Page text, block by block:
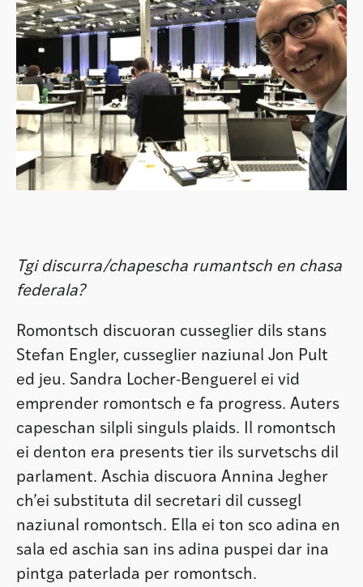
Tgi discurra/chapescha rumantsch en chasa
federala?
Romontsch discuoran cusseglier dils stans
Stefan Engler, cusseglier naziunal Jon Pult
ed jeu. Sandra Locher-Benguerel ei vid
emprender romontsch e fa progress. Auters
capeschan silpli singuls plaids. Il romontsch
ei denton era presents tier ils survetschs dil
parlament. Aschia discuora Annina Jegher
ch’ei substituta dil secretari dil cussegl
naziunal romontsch. Ella ei ton sco adina en
sala ed aschia san ins adina puspei dar ina
pintga paterlada per romontsch.